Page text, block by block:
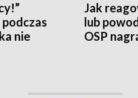
podczas
nie
Jak
lub
OSP